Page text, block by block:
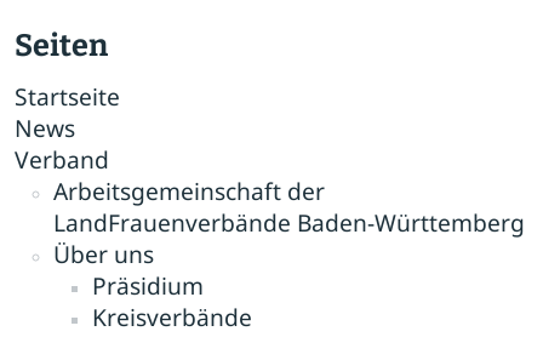
Gemeinschaft
Vor Ort
Startseite
Jobs
Newsletter
Presse
Seiten
Startseite
News
Verband
Arbeitsgemeinschaft der
LandFrauenverbände Baden-Württemberg
Über uns
Präsidium
Kreisverbände